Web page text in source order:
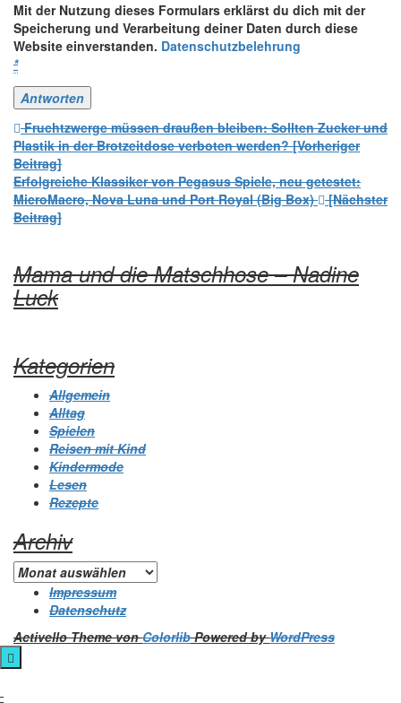
Mit der Nutzung dieses Formulars erklärst du dich mit der
Speicherung und Verarbeitung deiner Daten durch diese
Website einverstanden. Datenschutzbelehrung
*
Beitrags-
Navigation
Fruchtzwerge müssen draußen bleiben: Sollten Zucker und
Plastik in der Brotzeitdose verboten werden? [Vorheriger
Beitrag]
Erfolgreiche Klassiker von Pegasus Spiele, neu getestet:
MicroMacro, Nova Luna und Port Royal (Big Box) [Nächster
Beitrag]
Mama und die Matschhose – Nadine
Luck
Kategorien
Allgemein
Alltag
Spielen
Reisen mit Kind
Kindermode
Lesen
Rezepte
Archiv
Archiv
Impressum
Datenschutz
Activello Theme vonColorlibPowered byWordPress